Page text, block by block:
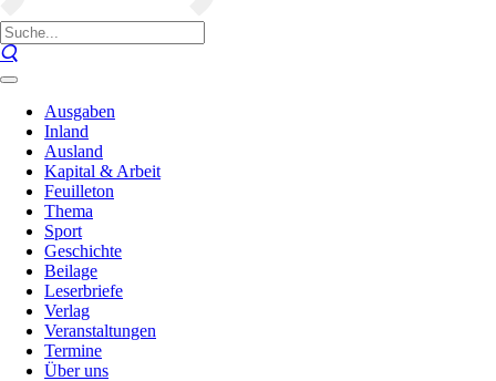
Ausgaben
Inland
Ausland
Kapital & Arbeit
Feuilleton
Thema
Sport
Geschichte
Beilage
Leserbriefe
Verlag
Veranstaltungen
Termine
Über uns